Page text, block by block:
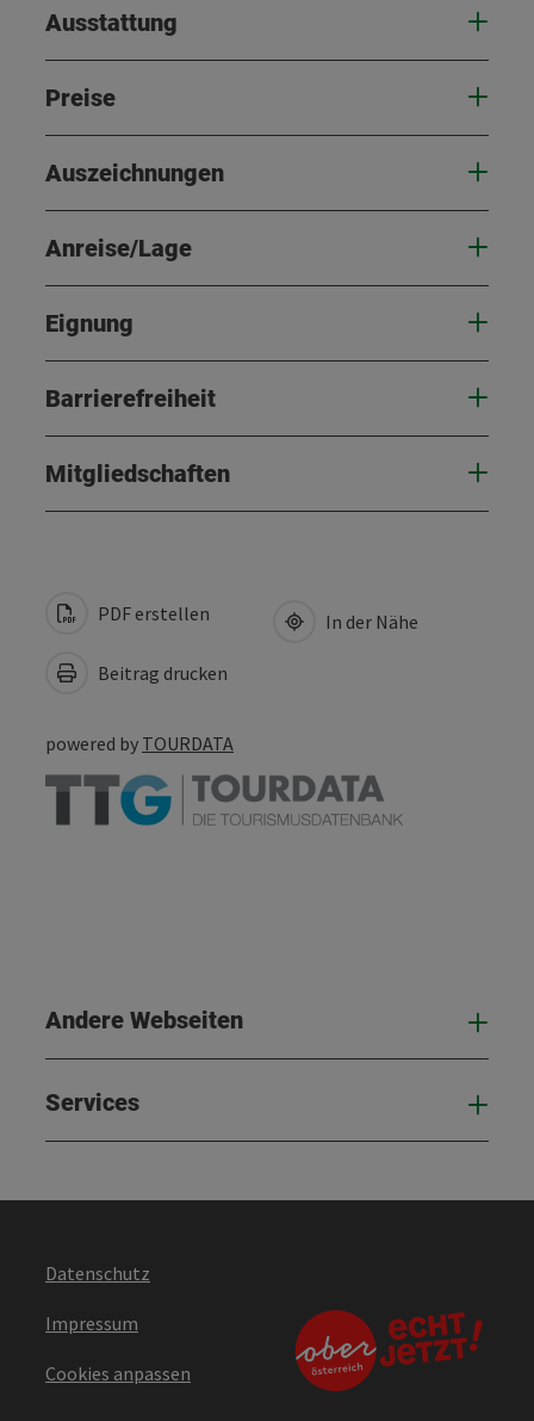
Ausstattung
Preise
Auszeichnungen
Anreise/Lage
Eignung
Barrierefreiheit
Mitgliedschaften
PDF erstellen
Beitrag drucken
In der Nähe
powered by TOURDATA
Andere Webseiten
Services
Datenschutz
Impressum
Cookies anpassen